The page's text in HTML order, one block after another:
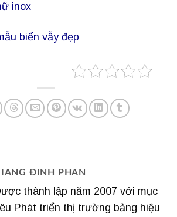
inox
biển vẫyđẹp
ĐINH PHAN
thành lập năm 2007 với mục
Phát triển thị trường bảng hiệu